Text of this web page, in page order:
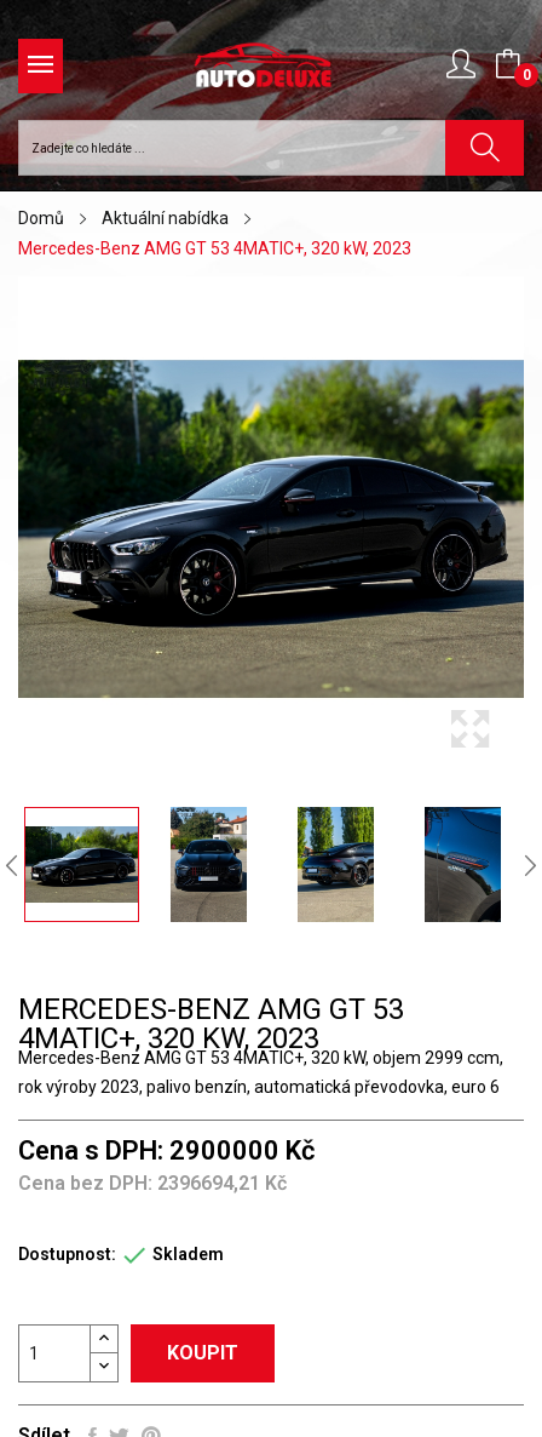
0
Domů
Aktuální nabídka
Mercedes-Benz AMG GT 53 4MATIC+, 320 kW, 2023
MERCEDES-BENZ AMG GT 53
4MATIC+, 320 KW, 2023
Mercedes-Benz AMG GT 53 4MATIC+, 320 kW, objem 2999 ccm,
rok výroby 2023, palivo benzín, automatická převodovka, euro 6
Cena s DPH: 2900000 Kč
Cena bez DPH: 2396694,21 Kč
Dostupnost:  Skladem
KOUPIT